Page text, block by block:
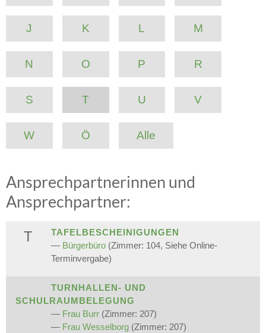
J K L M
N O P R
S T U V
W Ö Alle
Ansprechpartnerinnen und
Ansprechpartner:
T
TAFELBESCHEINIGUNGEN
— Bürgerbüro (Zimmer: 104, Siehe Online-
Terminvergabe)
TURNHALLEN- UND
SCHULRAUMBELEGUNG
— Frau Burr (Zimmer: 207)
— Frau Wesselborg (Zimmer: 207)